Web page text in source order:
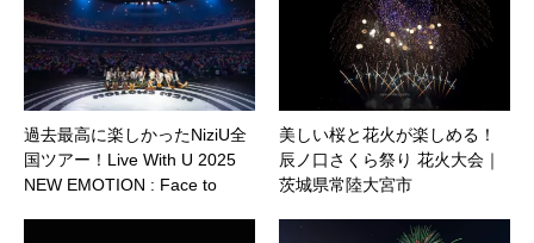
過去最高に楽しかったNiziU全
国ツアー！Live With U 2025
NEW EMOTION : Face to
美しい桜と花火が楽しめる！
辰ノ口さくら祭り 花火大会｜
茨城県常陸大宮市